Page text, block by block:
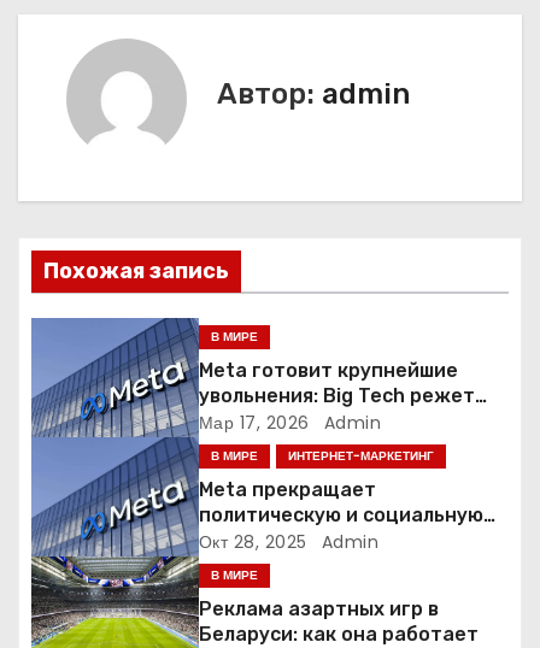
в
ц
и
я
о
а
п
и
Автор: admin
Похожая запись
В МИРЕ
Meta готовит крупнейшие
увольнения: Big Tech режет
людей ради искусственного
интеллекта
Мар 17, 2026 Admin
В МИРЕ ИНТЕРНЕТ-МАРКЕТИНГ
Meta прекращает
политическую и социальную
рекламу в ЕС. Почему это
меняет рынок цифровой
рекламы?
Окт 28, 2025 Admin
В МИРЕ
Реклама азартных игр в
Беларуси: как она работает